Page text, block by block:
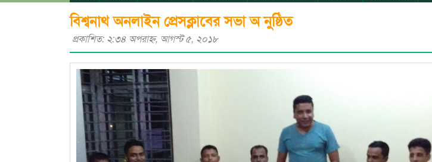
বিশ্বনাথ অনলাইন প্রেসক্লাবের সভা অ নুষ্ঠিত
প্রকাশিত: ২:৩৪ অপরাহ্ণ, আগস্ট ৫, ২০১৮